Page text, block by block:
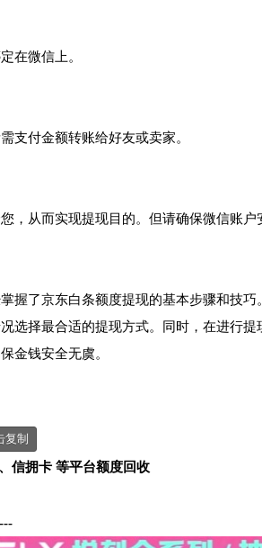
在微信上。
支付金额转账给好友或卖家。
，从而实现提现目的。但请确保微信账户
握了京东白条额度提现的基本步骤和技巧
选择最合适的提现方式。同时，在进行提
金钱安全无虞。
复制
信拥卡 等平台额度回收